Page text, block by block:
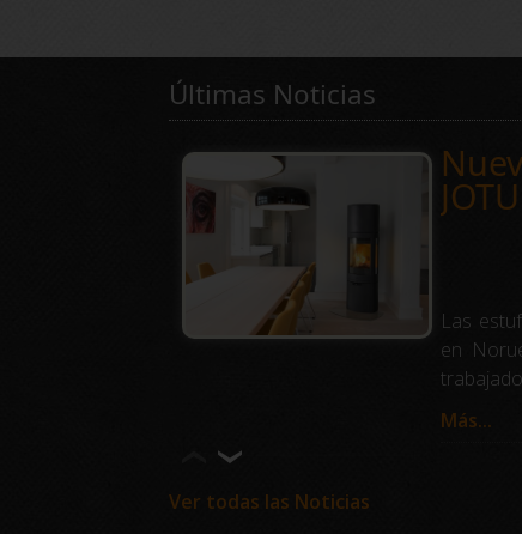
Últimas Noticias
Las
en
frío.
Más...
Ver todas las Noticias